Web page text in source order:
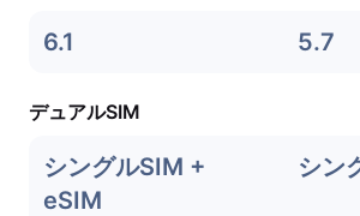
6.1 5.7
デュアルSIM
シングルSIM +
eSIM
シン